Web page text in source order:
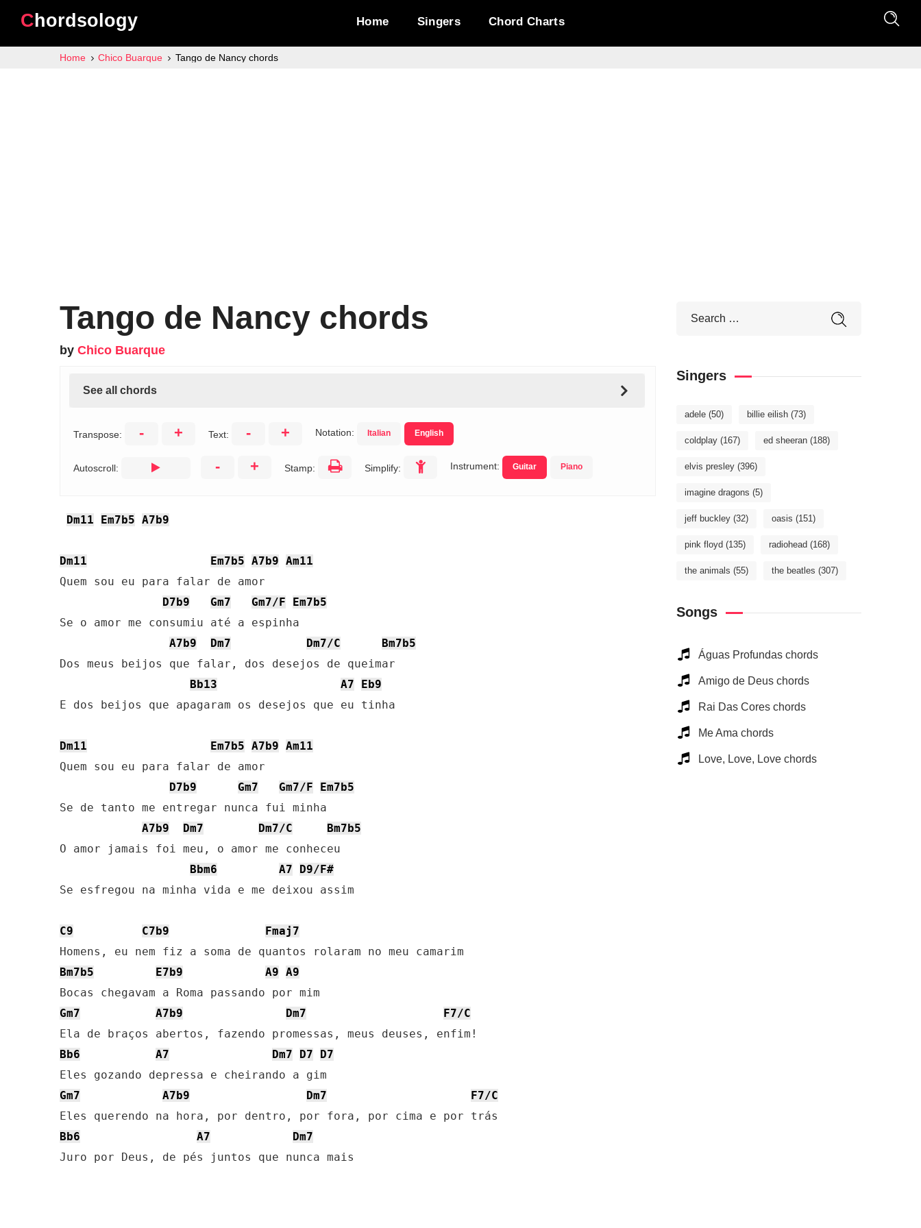
Chordsology Home Singers Chord Charts
Home Chico Buarque Tango de Nancy chords
Tango de Nancy chords
by Chico Buarque
See all chords
Transpose: - + Text: - + Notation: Italian English
Autoscroll: - + Stamp: Simplify: Instrument: Guitar Piano
Dm11 Em7b5 A7b9
Dm11 Em7b5 A7b9 Am11
Quem sou eu para falar de amor
D7b9
Gm7 Gm7/F
Em7b5
Se o amor me consumiu até a espinha
A7b9
Dm7 Dm7/C
Bm7b5
Dos meus beijos que falar, dos desejos de queimar
Bb13
A7
Eb9
E dos beijos que apagaram os desejos que eu tinha
Dm11 Em7b5 A7b9 Am11
Quem sou eu para falar de amor
D7b9
Gm7 Gm7/F
Em7b5
Se de tanto me entregar nunca fui minha
A7b9
Dm7 Dm7/C
Bm7b5
O amor jamais foi meu, o amor me conheceu
Bbm6
A7
D9/F#
Se esfregou na minha vida e me deixou assim
C9 C7b9
Fmaj7
Bm7b5
E7b9 A9 A9
Gm7
A7b9 Dm7
F7/C
Bb6
A7 Dm7 D7
D7
Gm7
A7b9 Dm7
F7/C
Bb6
A7
Dm7
Juro por Deus, de pés juntos que nunca mais
Singers
adele (50) billie eilish (73)
coldplay (167) ed sheeran (188)
elvis presley (396)
imagine dragons (5)
jeff buckley (32) oasis (151)
pink floyd (135) radiohead (168)
the animals (55) the beatles (307)
Songs
Águas Profundas chords
Amigo de Deus chords
Rai Das Cores chords
Me Ama chords
Love, Love, Love chords